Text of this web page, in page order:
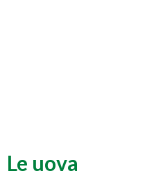
Le uova